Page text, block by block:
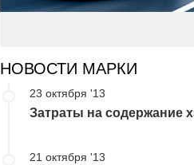
НОВОСТИ МАРКИ
23 октября '13
Затраты на содержание
21 октября '13